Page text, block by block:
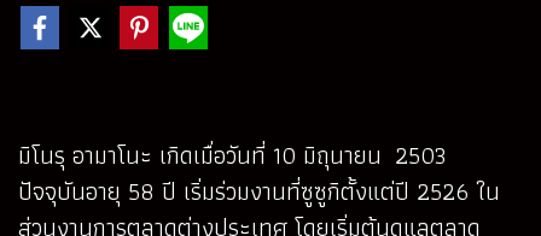
มิโนรุ อามาโนะ เกิดเมื่อวันที่ 10 มิถุนายน 2503
ปัจจุบันอายุ 58 ปี เริ่มร่วมงานที่ซูซูกิตั้งแต่ปี 2526 ใน
ส่วนงานการตลาดต่างประเทศ โดยเริ่มต้นดูแลตลาด